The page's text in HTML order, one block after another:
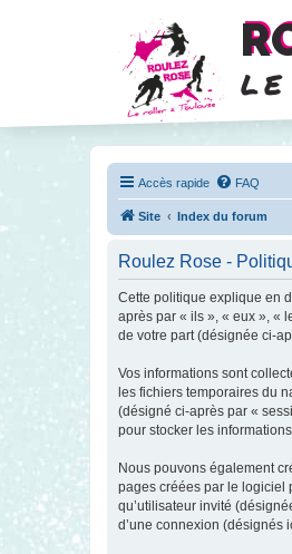
Accès rapide FAQ
Site Index du forum
Roulez Rose -
Cette politique explique en
après par « ils », « eux », «
de votre part (désignée ci-
Vos informations sont
les fichiers temporaires du
(désigné ci-après par «
pour stocker les
Nous pouvons également
pages créées par le logiciel
qu’utilisateur invité
d’une connexion (désignés